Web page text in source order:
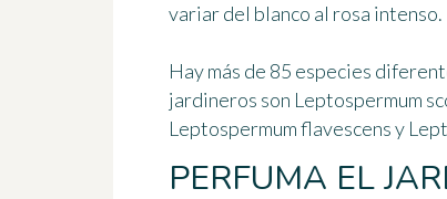
variar del blanco al rosa intenso.
Hay más de 85 especies
jardineros son Leptospermum
Leptospermum flavescensy
PERFUMA EL